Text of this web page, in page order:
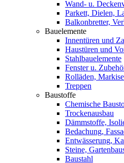
Wand- u.
Parkett, Dielen,
Balkonbretter,
Bauelemente
Innentüren und
Haustüren und
Stahlbauelemente
Fenster u.
Rolläden,
Treppen
Baustoffe
Chemische
Trockenausbau
Dämmstoffe,
Bedachung,
Entwässerung,
Steine,
Baustahl